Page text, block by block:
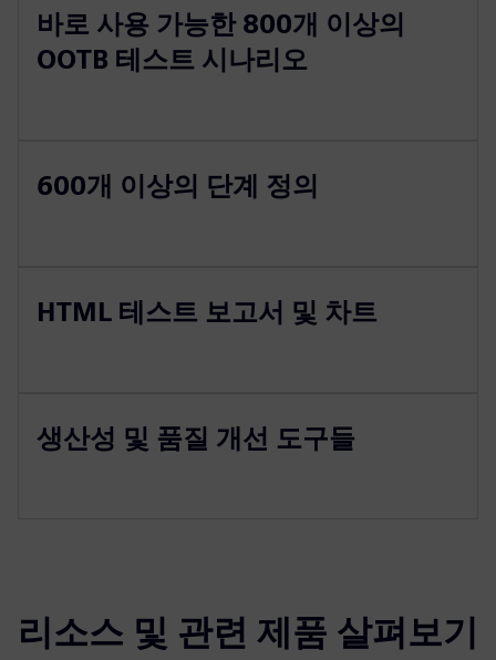
바로 사용 가능한 800개 이상의
OOTB 테스트 시나리오
600개 이상의 단계 정의
HTML 테스트 보고서 및 차트
생산성 및 품질 개선 도구들
리소스 및 관련 제품 살펴보기